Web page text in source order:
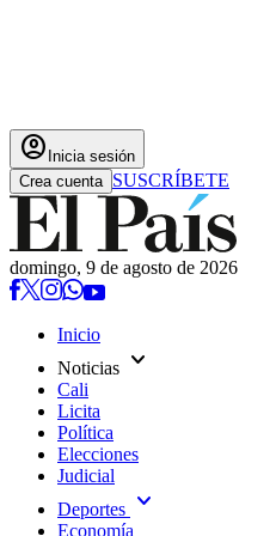
account_circle Inicia sesión
Crea cuenta SUSCRÍBETE
domingo, 9 de agosto de 2026
Inicio
Noticias expand_more
Cali
Licita
Política
Elecciones
Judicial
Deportes expand_more
Economía